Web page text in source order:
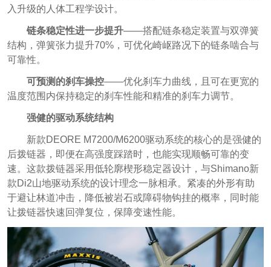
入升级的人体工程学设计。
链条稳定性进一步提升——搭配链条稳定装置与双弹簧
结构，弹簧张力提升70%，可优化崎岖路况下的链条啮合与
可靠性。
可预测的刹车操控——优化刹车力曲线，且可在更宽的
温度范围内保持稳定的刹车性能和精准的刹车力调节。
强健的驱动系统结构
新款DEORE M7200/M6200驱动系统的核心的是强健的
后拨链器，即便在高强度踩踏时，也能实现顺畅可靠的变
速。这款拨链器采用低轮廓楔形稳定器设计，与Shimano新
款Di2山地驱动系统的设计理念一脉相承。紧凑的外形有助
于避让林道冲击，降低被岩石或障碍物钩挂的概率，同时能
让拨链器快速回弹复位，保障变速性能。